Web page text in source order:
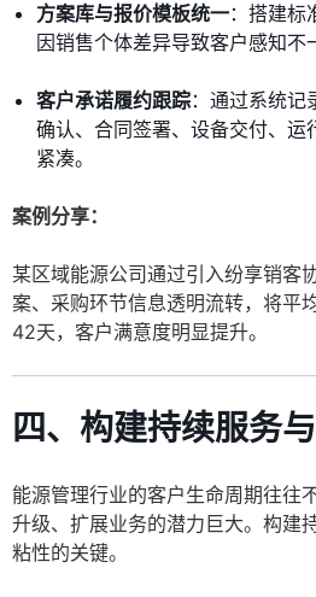
方案库与报价模板统一：搭建标
因销售个体差异导致客户感知不
客户承诺履约跟踪：通过系统记
确认、合同签署、设备交付、运
紧凑。
案例分享：
某区域能源公司通过引入纷享销客
案、采购环节信息透明流转，将平
42天，客户满意度明显提升。
四、构建持续服务
能源管理行业的客户生命周期往往
升级、扩展业务的潜力巨大。构建
粘性的关键。